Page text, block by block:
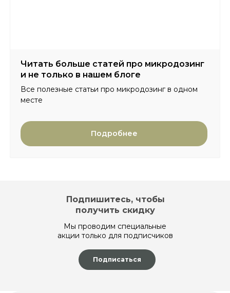
Читать больше статей про микродозинг
и не только в нашем блоге
Все полезные статьи про микродозинг в одном
месте
Подробнее
Подпишитесь, чтобы
получить скидку
Мы проводим специальные
акции только для подписчиков
Подписаться